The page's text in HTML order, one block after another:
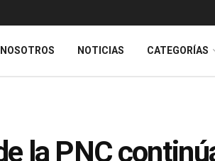
NOSOTROS NOTICIAS CATEGORÍAS
la PNC